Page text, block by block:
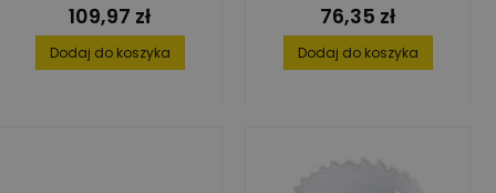
Cena
109,97 zł
Dodaj do koszyka
Cena
76,35 zł
Dodaj do koszyka